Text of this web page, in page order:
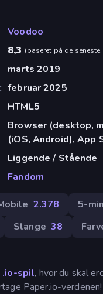
Voodoo
8,3 (baseret på de seneste
marts 2019
februar 2025
HTML5
Browser (desktop,
(iOS, Android), App
Liggende / Stående
Fandom
2.378 5-
Slange 38
.io-spil, hvor du skal
Paper.io-